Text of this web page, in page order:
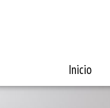
Inicio